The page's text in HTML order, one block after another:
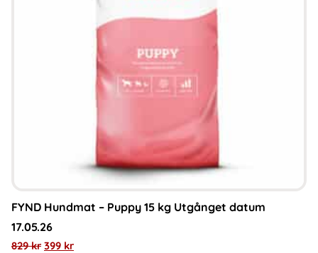
FYND Hundmat – Puppy 15 kg Utgånget datum
17.05.26
829kr 399 kr